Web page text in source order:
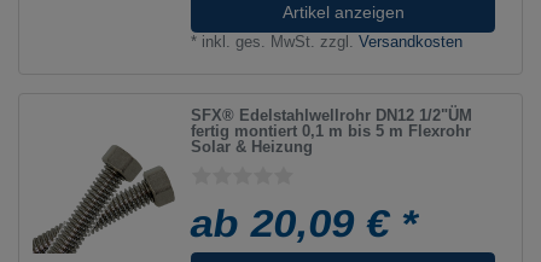
Artikel anzeigen
* inkl. ges. MwSt. zzgl.Versandkosten
SFX® Edelstahlwellrohr DN12 1/2"ÜM
fertig montiert 0,1 m bis 5 m Flexrohr
Solar & Heizung
ab 20,09 € *